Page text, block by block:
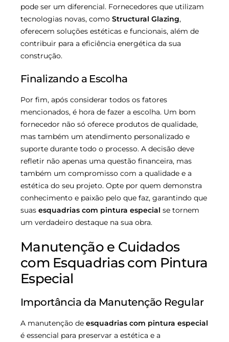
pode ser um diferencial. Fornecedores que utilizam
tecnologias novas, como Structural Glazing,
oferecem soluções estéticas e funcionais, além de
contribuir para a eficiência energética da sua
construção.
Finalizando a Escolha
Por fim, após considerar todos os fatores
mencionados, é hora de fazer a escolha. Um bom
fornecedor não só oferece produtos de qualidade,
mas também um atendimento personalizado e
suporte durante todo o processo. A decisão deve
refletir não apenas uma questão financeira, mas
também um compromisso com a qualidade e a
estética do seu projeto. Opte por quem demonstra
conhecimento e paixão pelo que faz, garantindo que
suas esquadrias com pintura especial se tornem
um verdadeiro destaque na sua obra.
Manutenção e Cuidados
com Esquadrias com Pintura
Especial
Importância da Manutenção Regular
A manutenção de esquadrias com pintura especial
é essencial para preservar a estética e a